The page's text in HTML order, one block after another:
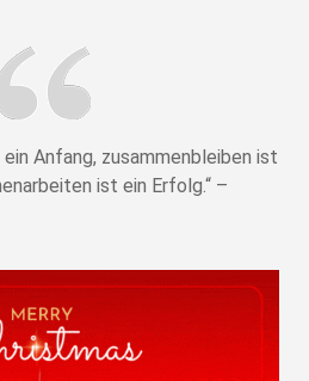
Anfang, zusammenbleiben ist
ist ein Erfolg.“ –